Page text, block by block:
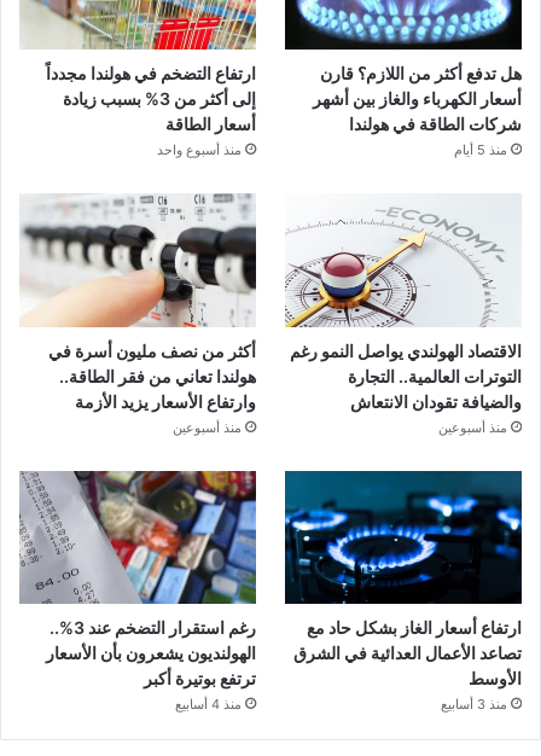
هل تدفع أكثر من اللازم؟ قارن
أسعار الكهرباء والغاز بين أشهر
شركات الطاقة في هولندا
منذ 5 أيام
ارتفاع التضخم في هولندا مجدداً
إلى أكثر من 3% بسبب زيادة
أسعار الطاقة
منذ أسبوع واحد
الاقتصاد الهولندي يواصل النمو رغم
التوترات العالمية.. التجارة
والضيافة تقودان الانتعاش
منذ أسبوعين
أكثر من نصف مليون أسرة في
هولندا تعاني من فقر الطاقة..
وارتفاع الأسعار يزيد الأزمة
منذ أسبوعين
ارتفاع أسعار الغاز بشكل حاد مع
تصاعد الأعمال العدائية في الشرق
الأوسط
منذ 3 أسابيع
رغم استقرار التضخم عند 3%..
الهولنديون يشعرون بأن الأسعار
ترتفع بوتيرة أكبر
منذ 4 أسابيع